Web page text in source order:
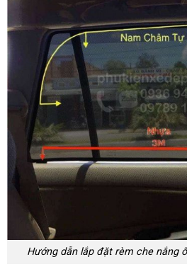
Hướng dẫn lắp đặt rèm che nắng